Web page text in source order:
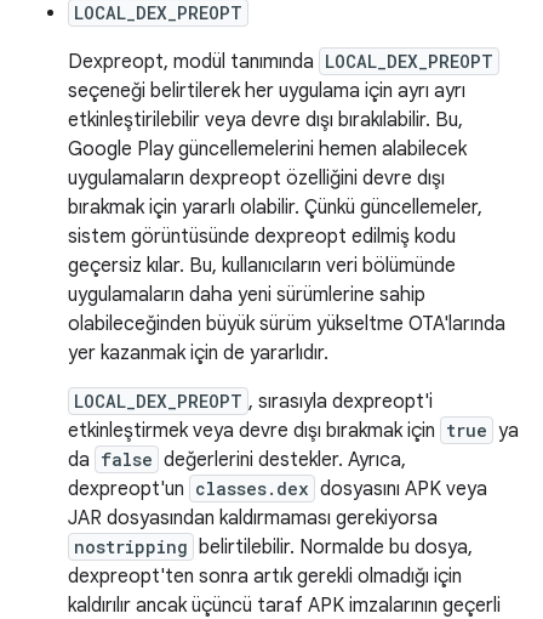
LOCAL_DEX_PREOPT
Dexpreopt, modül tanımında LOCAL_DEX_PREOPT
seçeneği belirtilerek her uygulama için ayrı ayrı
etkinleştirilebilir veya devre dışı bırakılabilir. Bu,
Google Play güncellemelerini hemen alabilecek
uygulamaların dexpreopt özelliğini devre dışı
bırakmak için yararlı olabilir. Çünkü güncellemeler,
sistem görüntüsünde dexpreopt edilmiş kodu
geçersiz kılar. Bu, kullanıcıların veri bölümünde
uygulamaların daha yeni sürümlerine sahip
olabileceğinden büyük sürüm yükseltme OTA'larında
yer kazanmak için de yararlıdır.
LOCAL_DEX_PREOPT , sırasıyla dexpreopt'i
etkinleştirmek veya devre dışı bırakmak için true ya
da false değerlerini destekler. Ayrıca,
dexpreopt'un classes.dex dosyasını APK veya
JAR dosyasından kaldırmaması gerekiyorsa
nostripping belirtilebilir. Normalde bu dosya,
dexpreopt'ten sonra artık gerekli olmadığı için
kaldırılır ancak üçüncü taraf APK imzalarının geçerli